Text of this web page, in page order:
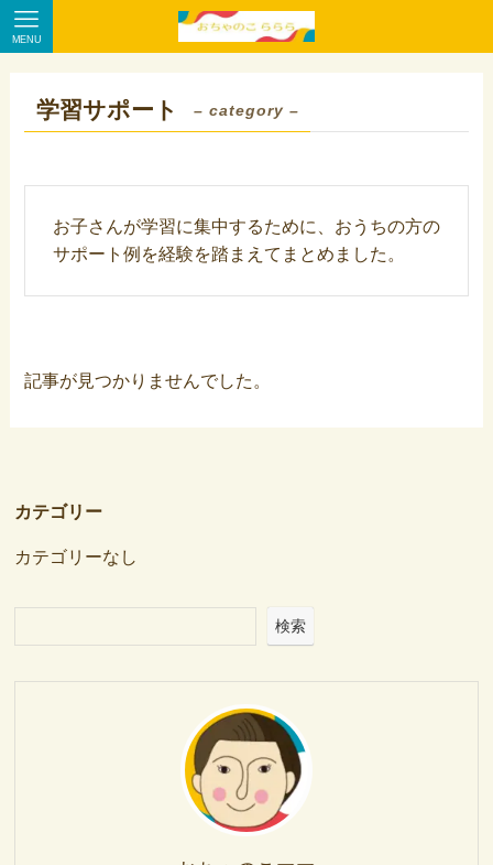
MENU
学習サポート – category –
お子さんが学習に集中するために、おうちの方の
サポート例を経験を踏まえてまとめました。
記事が見つかりませんでした。
カテゴリー
カテゴリーなし
検索